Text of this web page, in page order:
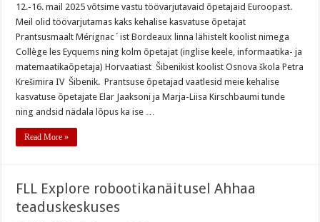
õpetajad
Prantsusmaalt
ja
Horvaatiast
12.-16. mail 2025 võtsime vastu töövarjutavaid õpetajaid Euroopast.
Meil olid töövarjutamas kaks kehalise kasvatuse õpetajat
Prantsusmaalt Mérignac´ist Bordeaux linna lähistelt koolist nimega
Collège les Eyquems ning kolm õpetajat (inglise keele, informaatika- ja
matemaatikaõpetaja) Horvaatiast Šibenikist koolist Osnova škola Petra
Krešimira IV Šibenik. Prantsuse õpetajad vaatlesid meie kehalise
kasvatuse õpetajate Elar Jaaksoni ja Marja-Liisa Kirschbaumi tunde
ning andsid nädala lõpus ka ise …
Read More »
FLL Explore robootikanäitusel Ahhaa
teaduskeskuses